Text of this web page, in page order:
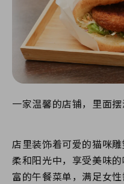
一家温馨的店铺，里面
店里装饰着可爱的猫咪
柔和阳光中，享受美味
富的午餐菜单，满足女性